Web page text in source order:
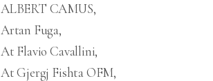
ALBERT CAMUS
Artan Fuga
At Flavio Cavallini
At Gjergj Fishta OFM